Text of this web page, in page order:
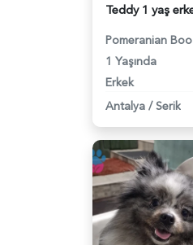
Pomeranian Boo
1 Yaşında
Erkek
Antalya / Serik